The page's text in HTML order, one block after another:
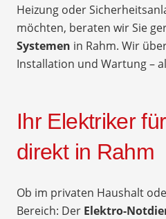
Heizung oder
möchten, beraten wir Sie
Systemen in Rahm. Wir
Installation und Wartung –
Ihr Elektriker
direkt in Rahm
Ob im privaten Haushalt
Bereich: Der Elektro-